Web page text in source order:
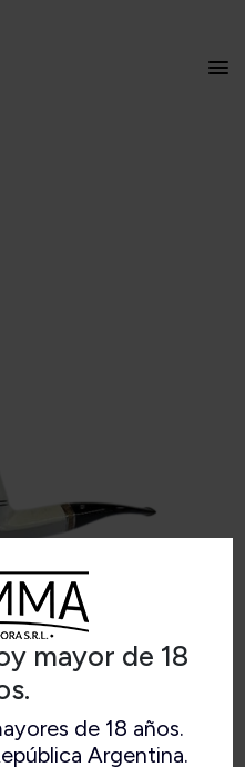
mayor de 18
de 18 años.
Argentina.